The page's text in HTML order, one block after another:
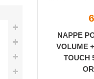
NAPPE
VOLUME
TOUCH